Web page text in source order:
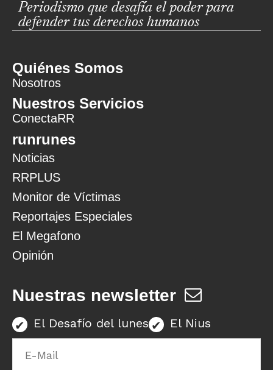
Periodismo que desafía el poder para
defender tus derechos humanos
Quiénes Somos
Nosotros
Nuestros Servicios
ConectaRR
runrunes
Noticias
RRPLUS
Monitor de Víctimas
Reportajes Especiales
El Megafono
Opinión
Nuestras newsletter
El Desafío del lunes El Nius